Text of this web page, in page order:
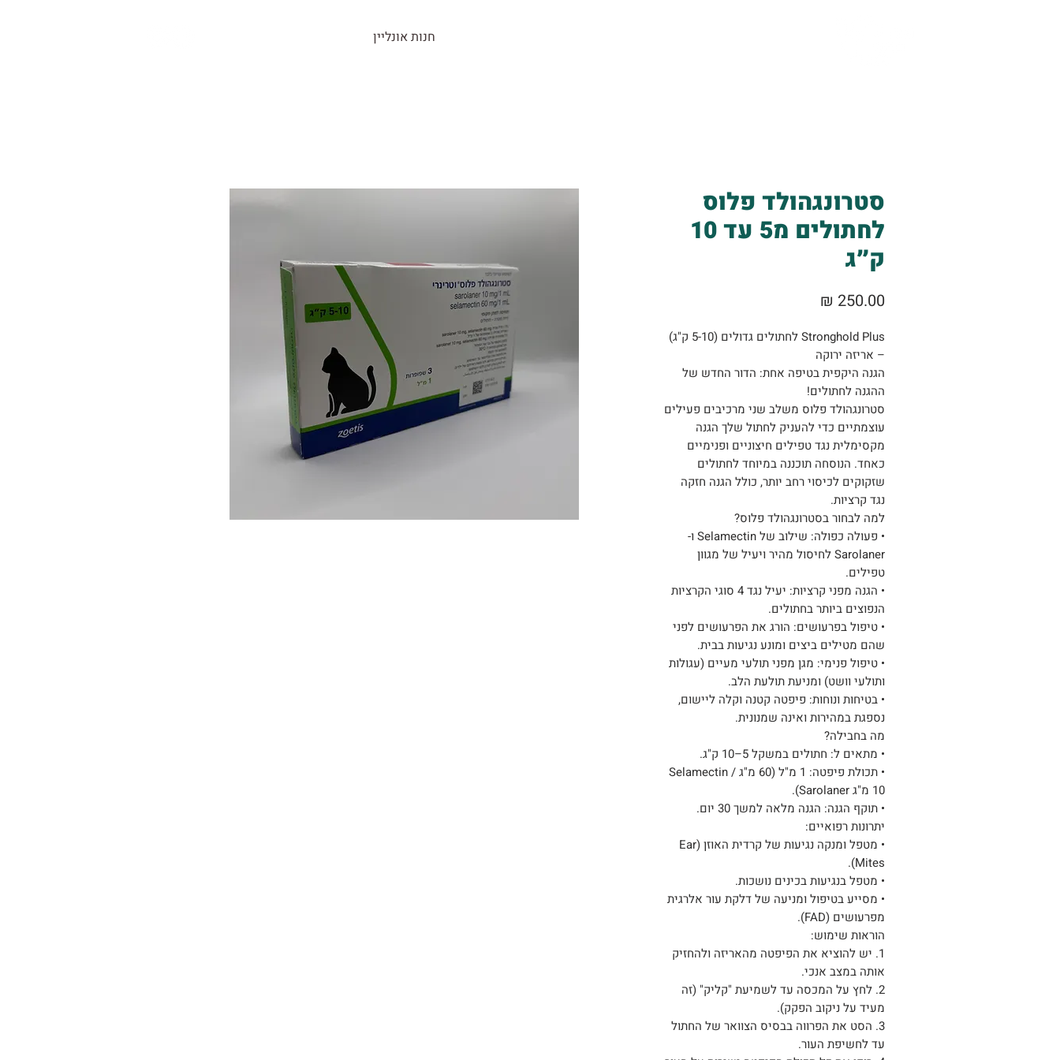
חנות אונליין
סטרונגהולד פלוס
לחתולים מ5 עד 10
ק״ג
Stronghold Plus לחתולים גדולים (5-10 ק"ג)
– אריזה ירוקה
הגנה היקפית בטיפה אחת: הדור החדש של
ההגנה לחתולים!
סטרונגהולד פלוס משלב שני מרכיבים פעילים
עוצמתיים כדי להעניק לחתול שלך הגנה
מקסימלית נגד טפילים חיצוניים ופנימיים
כאחד. הנוסחה תוכננה במיוחד לחתולים
שזקוקים לכיסוי רחב יותר, כולל הגנה חזקה
נגד קרציות.
למה לבחור בסטרונגהולד פלוס?
• פעולה כפולה: שילוב של Selamectin ו-
Sarolaner לחיסול מהיר ויעיל של מגוון
טפילים.
• הגנה מפני קרציות: יעיל נגד 4 סוגי הקרציות
הנפוצים ביותר בחתולים.
• טיפול בפרעושים: הורג את הפרעושים לפני
שהם מטילים ביצים ומונע נגיעות בבית.
• טיפול פנימי: מגן מפני תולעי מעיים (עגולות
ותולעי וושט) ומניעת תולעת הלב.
• בטיחות ונוחות: פיפטה קטנה וקלה ליישום,
נספגת במהירות ואינה שמנונית.
מה בחבילה?
• מתאים ל: חתולים במשקל 5–10 ק"ג.
• תכולת פיפטה: 1 מ"ל (60 מ"ג Selamectin /
10 מ"ג Sarolaner).
• תוקף הגנה: הגנה מלאה למשך 30 יום.
יתרונות רפואיים:
• מטפל ומנקה נגיעות של קרדית האוזן (Ear
Mites).
• מטפל בנגיעות בכינים נושכות.
• מסייע בטיפול ומניעה של דלקת עור אלרגית
מפרעושים (FAD).
הוראות שימוש:
1. יש להוציא את הפיפטה מהאריזה ולהחזיק
אותה במצב אנכי.
2. לחץ על המכסה עד לשמיעת "קליק" (זה
מעיד על ניקוב הפקק).
3. הסט את הפרווה בבסיס הצוואר של החתול
עד לחשיפת העור.